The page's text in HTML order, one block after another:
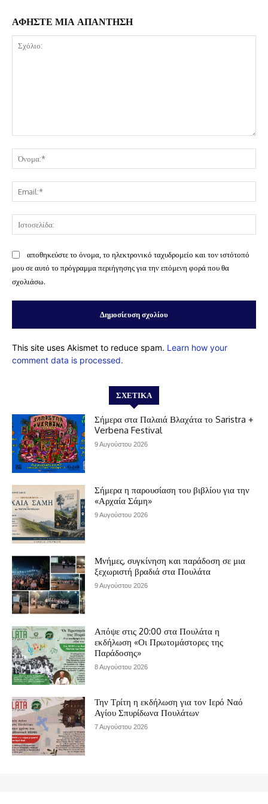
ΑΦΗΣΤΕ ΜΙΑ ΑΠΑΝΤΗΣΗ
αποθηκεύστε το όνομα, το ηλεκτρονικό ταχυδρομείο και τον ιστότοπό
μου σε αυτό το πρόγραμμα περιήγησης για την επόμενη φορά που θα
σχολιάσω.
This site uses Akismet to reduce spam. Learn how your
comment data is processed.
ΣΧΕΤΙΚΆ
Σήμερα στα Παλαιά Βλαχάτα το Saristra +
Verbena Festival
9 Αυγούστου 2026
Σήμερα η παρουσίαση του βιβλίου για την
«Αρχαία Σάμη»
9 Αυγούστου 2026
Μνήμες, συγκίνηση και παράδοση σε μια
ξεχωριστή βραδιά στα Πουλάτα
9 Αυγούστου 2026
Απόψε στις 20:00 στα Πουλάτα η
εκδήλωση «Οι Πρωτομάστορες της
Παράδοσης»
8 Αυγούστου 2026
Την Τρίτη η εκδήλωση για τον Ιερό Ναό
Αγίου Σπυρίδωνα Πουλάτων
7 Αυγούστου 2026